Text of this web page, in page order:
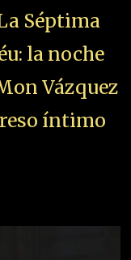
Séptima
la noche
Vázquez
íntimo